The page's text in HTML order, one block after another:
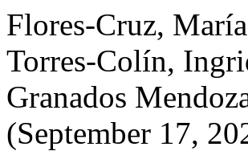
Flores-Cruz,
Torres-Colín,
Granados
(September 17,